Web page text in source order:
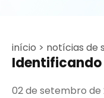
início > notícias de
Identificando
02 de setembro de